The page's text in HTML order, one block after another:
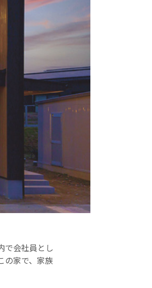
で会社員とし
の家で、家族